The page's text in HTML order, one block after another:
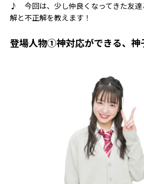
ゲッターズ飯田
MISS SEVENTEEN
バックナンバー
INFORMATION
Follow us
ST member
新規会員登録・ログイン
♪ 今回は、少し仲良くなってきた友達
解と不正解を教えます！
登場人物①神対応ができる、